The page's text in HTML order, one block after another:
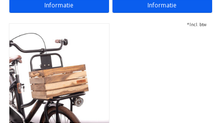
Informatie Informatie
*Incl. btw